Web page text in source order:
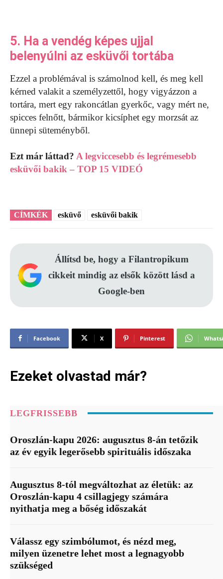
5. Ha a vendég képes ujjal
belenyúlni az esküvői tortába
Ezzel a problémával is számolnod kell, és meg kell
kérned valakit a személyzettől, hogy vigyázzon a
tortára, mert egy rakoncátlan gyerkőc, vagy mért ne,
spicces felnőtt, bármikor kicsíphet egy morzsát az
ünnepi süteményből.
Ezt már láttad? A legviccesebb és legrémesebb
esküvői bakik – TOP 15 VIDEÓ
CÍMKÉK esküvő esküvői bakik
Állítsd be, hogy a Filantropikum
cikkeit mindig az elsők között lásd a
Google-ben
Facebook X Pinterest
Ezeket olvastad már?
LEGFRISSEBB
Oroszlán-kapu 2026: augusztus 8-án tetőzik
az év egyik legerősebb spirituális időszaka
Augusztus 8-tól megváltozhat az életük: az
Oroszlán-kapu 4 csillagjegy számára
nyithatja meg a bőség időszakát
Válassz egy szimbólumot, és nézd meg,
milyen üzenetre lehet most a legnagyobb
szükséged